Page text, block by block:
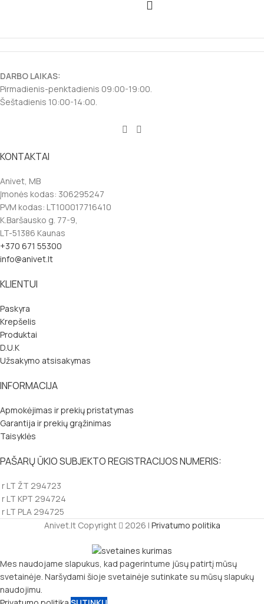
DARBO LAIKAS:
Pirmadienis-penktadienis 09:00-19:00.
Šeštadienis 10:00-14:00.
KONTAKTAI
Anivet, MB
Įmonės kodas: 306295247
PVM kodas: LT100017716410
K.Baršausko g. 77-9,
LT-51386 Kaunas
+370 671 55300
info@anivet.lt
KLIENTUI
Paskyra
Krepšelis
Produktai
D.U.K
Užsakymo atsisakymas
INFORMACIJA
Apmokėjimas ir prekių pristatymas
Garantija ir prekių grąžinimas
Taisyklės
PAŠARŲ ŪKIO SUBJEKTO REGISTRACIJOS NUMERIS:
r LT ŽT 294723
r LT KPT 294724
r LT PLA 294725
Anivet.lt Copyright
2026 | Privatumo politika
Mes naudojame slapukus, kad pagerintume jūsų patirtį mūsų
svetainėje. Naršydami šioje svetainėje sutinkate su mūsų slapukų
naudojimu.